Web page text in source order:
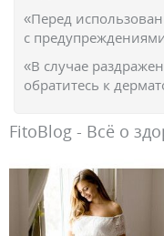
«Перед
с
«В случае
обратитесь к
FitoBlog - Всё о